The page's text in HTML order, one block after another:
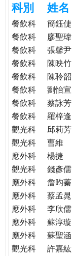
格。
民。
WAGOR
TODAY
THE
WORLD
e
r
e
科別 姓名
餐飲科 簡鈺倢
餐飲科
廖聖瑋
餐飲科
張馨尹
餐飲科
陳映竹
餐飲科
陳聆韶
餐飲科
劉怡宣
餐飲科
蔡詠芳
餐飲科
羅梓逢
觀光科
邱莉芳
觀光科
曹維
應外科
楊捷
觀光科
錢彥儒
應外科
詹昀蓁
應外科
蔡孟晁
應外科
李欣儒
應外科
蘇淳璇
應外科
蘇聖涵
觀光科
許嘉紘